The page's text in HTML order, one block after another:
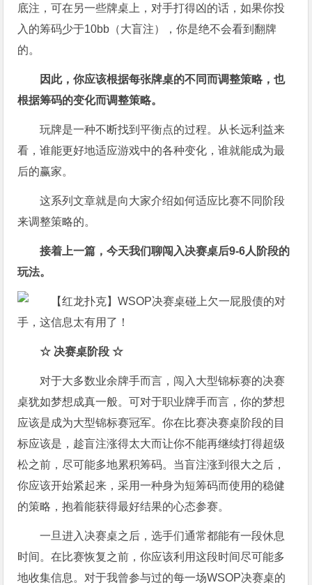
底注，可在另一些牌桌上，对手打得凶的话，如果你投
入的筹码少于10bb（大盲注），你是绝不会看到翻牌
的。
因此，你应该根据每张牌桌的不同而调整策略，也
根据筹码的变化而调整策略。
玩牌是一种不断找到平衡点的过程。从长远利益来
看，谁能更好地适应游戏中的各种变化，谁就能成为最
后的赢家。
这系列文章就是向大家介绍如何适应比赛不同阶段
来调整策略的。
接着上一篇，今天我们聊闯入决赛桌后9-6人阶段的
玩法。
☆ 决赛桌阶段 ☆
对于大多数业余牌手而言，闯入大型锦标赛的决赛
桌犹如梦想成真一般。可对于职业牌手而言，你的梦想
应该是成为大型锦标赛冠军。你在比赛决赛桌阶段的目
标应该是，趁盲注涨得太大而让你不能再继续打得超级
松之前，尽可能多地累积筹码。当盲注涨到很大之后，
你应该开始紧起来，采用一种身为短筹码而使用的稳健
的策略，抱着能获得最好结果的心态参赛。
一旦进入决赛桌之后，选手们通常都能有一段休息
时间。在比赛恢复之前，你应该利用这段时间尽可能多
地收集信息。对于我曾参与过的每一场WSOP决赛桌的